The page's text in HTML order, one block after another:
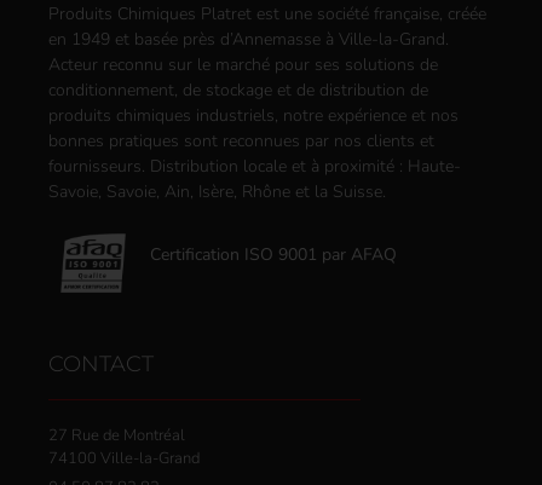
Produits Chimiques Platret est une société française, créée
en 1949 et basée près d’Annemasse à Ville-la-Grand.
Acteur reconnu sur le marché pour ses solutions de
conditionnement, de stockage et de distribution de
produits chimiques industriels, notre expérience et nos
bonnes pratiques sont reconnues par nos clients et
fournisseurs. Distribution locale et à proximité : Haute-
Savoie, Savoie, Ain, Isère, Rhône et la Suisse.
Certification ISO 9001 par AFAQ
CONTACT
27 Rue de Montréal
74100 Ville-la-Grand